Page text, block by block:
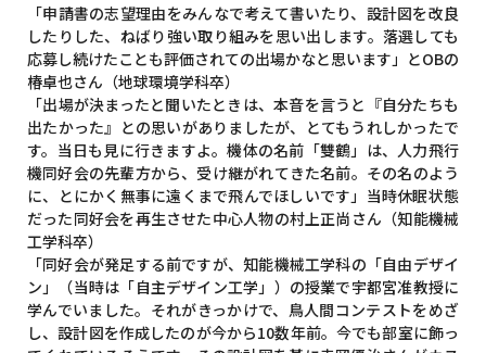
「申請書の志望理由をみんなで考えて書いたり、設計図を改良
したりした、ねばり強い取り組みを思い出します。落選しても
応募し続けたことも評価されての出場かなと思います」とOBの
椿卓也さん（地球環境学科卒）
「出場が決まったと聞いたときは、本音を言うと『自分たちも
出たかった』との思いがありましたが、とてもうれしかったで
す。当日も見に行きますよ。機体の名前「雙鶴」は、人力飛行
機同好会の先輩方から、受け継がれてきた名前。その名のよう
に、とにかく無事に遠くまで飛んでほしいです」当時休眠状態
だった同好会を再生させた中心人物の村上正尚さん（知能機械
工学科卒）
「同好会が発足する前ですが、知能機械工学科の「自由デザイ
ン」（当時は「自主デザイン工学」）の授業で宇都宮准教授に
学んでいました。それがきっかけで、鳥人間コンテストをめざ
し、設計図を作成したのが今から10数年前。今でも部室に飾っ